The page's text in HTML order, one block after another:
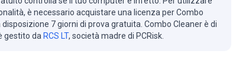
è necessario acquistare una licenza per Combo
disposizione 7 giorni di prova gratuita. Combo Cleaner è di
gestito da RCS LT, società madre di PCRisk.